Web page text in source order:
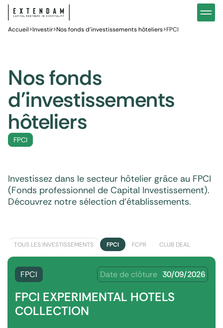
Notre stratégie d’investissements hôteliers Nos
Investir
Pourquoi investir dans l’hôtellerie ?
Vous êtes
Accueil>Investir>Nos fonds d’investissements hôteliers>FPCI
Nos fonds
d'investissements
hôteliers
FPCI
Investissez dans le secteur hôtelier grâce au FPCI
(Fonds professionnel de Capital Investissement).
Découvrez notre sélection d’établissements.
TOUS LES INVESTISSEMENTS FPCI FCPR CLUB DEAL
FPCI Date de clôture 30/09/2026
FPCI EXPERIMENTAL HOTELS
COLLECTION